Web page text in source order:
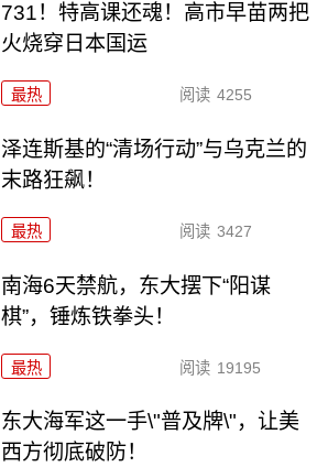
731！特高课还魂！高市早苗两把
火烧穿日本国运
最热 阅读 4255
泽连斯基的“清场行动”与乌克兰的
末路狂飙！
最热 阅读 3427
南海6天禁航，东大摆下“阳谋
棋”，锤炼铁拳头！
最热 阅读 19195
东大海军这一手\"普及牌\"，让美
西方彻底破防！